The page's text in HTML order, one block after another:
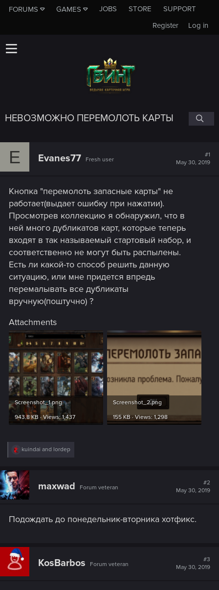
FORUMS GAMES JOBS STORE
SUPPORT
Log in
Register
НЕВОЗМОЖНО ПЕРЕМОЛОТЬ КАРТЫ
E Evanes77 Fresh user
#1
May 30, 2019
Кнопка "перемолоть запасные карты" не
работает(выдает ошибку при нажатии).
Просмотрев коллекцию я обнаружил, что в
ней много дубликатов карт, которые теперь
входят в так называемый стартовый набор, и
соответственно не могут быть распылены.
Есть ли какой-то способ решить данную
ситуацию, или мне придется впредь
перемалывать все дубликаты
вручную(поштучно) ?
Attachments
Screenshot_1.png
943.8 KB · Views: 1,437
Screenshot_2.png
155 KB · Views: 1,298
R
c
t
i
o
:
kuindai and lordep
maxwad Forum veteran
#2
May 30, 2019
Подождать до понедельник-вторника хотфикс.
KosBarbos Forum veteran
#3
May 30, 2019